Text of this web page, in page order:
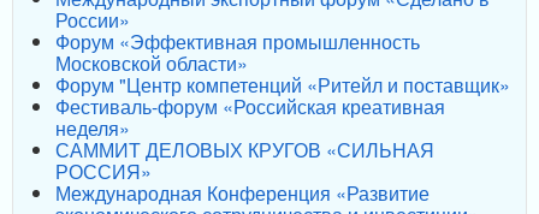
России»
Форум «Эффективная промышленность
Московской области»
Форум "Центр компетенций «Ритейл и поставщик»
Фестиваль-форум «Российская креативная
неделя»
САММИТ ДЕЛОВЫХ КРУГОВ «СИЛЬНАЯ
РОССИЯ»
Международная Конференция «Развитие